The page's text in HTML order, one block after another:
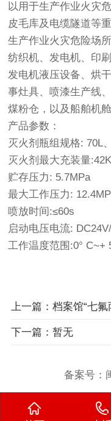
以用于生产作业火灾
皮毛库及电缆隧道等
生产作业火灾危险场
纺织机、发电机、印
发电机液压设备、烘
事灶具、喷漆生产线
煤粉仓，以及船舶机舱
产品参数：
灭火剂瓶组规格: 70L
灭火剂最大充装量
贮存压力: 5.7MPa
最大工作压力:
喷放时间:≤60s
启动电压电流:
工作温度范围:0° C~+
上一篇：档案馆“七
下一篇：暂无
备案号：